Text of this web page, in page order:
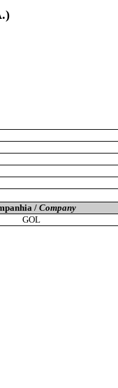
/ Company
GOL